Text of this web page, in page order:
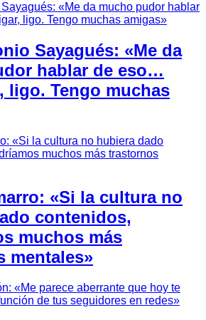
Sayagués: «Me da
hablar de eso…
ligo. Tengo muchas
«Si la cultura no
contenidos,
muchos más
mentales»